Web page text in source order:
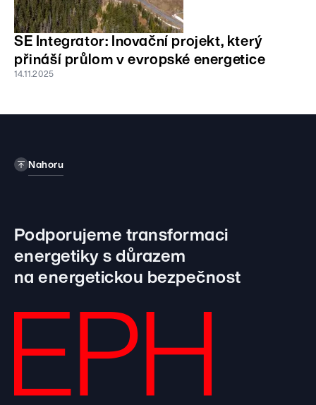
SE Integrator: Inovační projekt, který
přináší průlom v evropské energetice
14.11.2025
Nahoru
Podporujeme transformaci
energetiky s důrazem
na energetickou bezpečnost